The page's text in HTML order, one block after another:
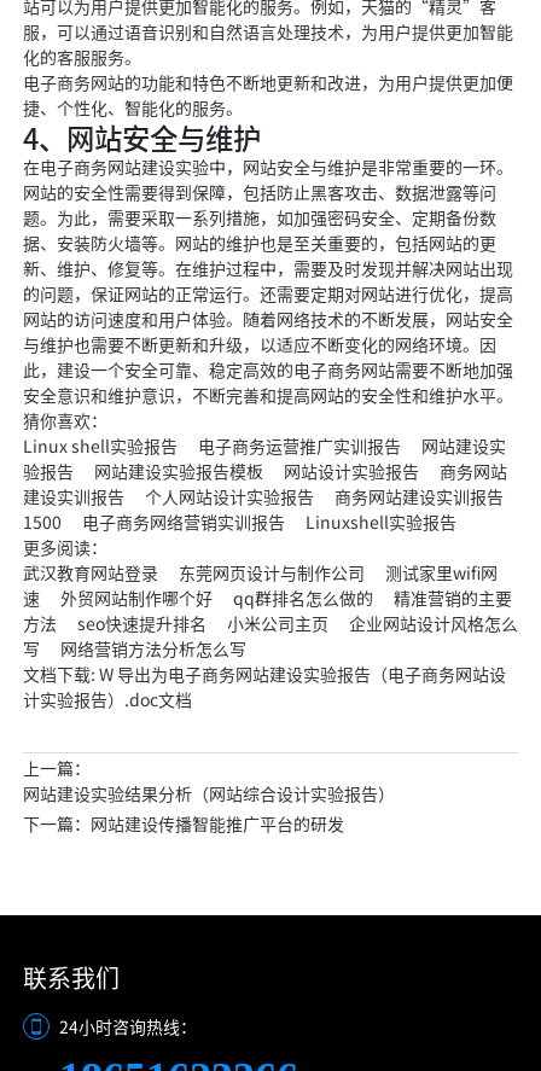
站可以为用户提供更加智能化的服务。例如，天猫的“精灵”客
服，可以通过语音识别和自然语言处理技术，为用户提供更加智能
化的客服服务。
电子商务网站的功能和特色不断地更新和改进，为用户提供更加便
捷、个性化、智能化的服务。
4、网站安全与维护
在电子商务网站建设实验中，网站安全与维护是非常重要的一环。
网站的安全性需要得到保障，包括防止黑客攻击、数据泄露等问
题。为此，需要采取一系列措施，如加强密码安全、定期备份数
据、安装防火墙等。网站的维护也是至关重要的，包括网站的更
新、维护、修复等。在维护过程中，需要及时发现并解决网站出现
的问题，保证网站的正常运行。还需要定期对网站进行优化，提高
网站的访问速度和用户体验。随着网络技术的不断发展，网站安全
与维护也需要不断更新和升级，以适应不断变化的网络环境。因
此，建设一个安全可靠、稳定高效的电子商务网站需要不断地加强
安全意识和维护意识，不断完善和提高网站的安全性和维护水平。
猜你喜欢：
Linux shell实验报告 电子商务运营推广实训报告 网站建设实
验报告 网站建设实验报告模板 网站设计实验报告 商务网站
建设实训报告 个人网站设计实验报告 商务网站建设实训报告
1500 电子商务网络营销实训报告 Linuxshell实验报告
更多阅读：
武汉教育网站登录 东莞网页设计与制作公司 测试家里wifi网
速 外贸网站制作哪个好 qq群排名怎么做的 精准营销的主要
方法 seo快速提升排名 小米公司主页 企业网站设计风格怎么
写 网络营销方法分析怎么写
文档下载: W 导出为电子商务网站建设实验报告（电子商务网站设
计实验报告）.doc文档
上一篇：
网站建设实验结果分析（网站综合设计实验报告）
下一篇：网站建设传播智能推广平台的研发
联系我们
24小时咨询热线：